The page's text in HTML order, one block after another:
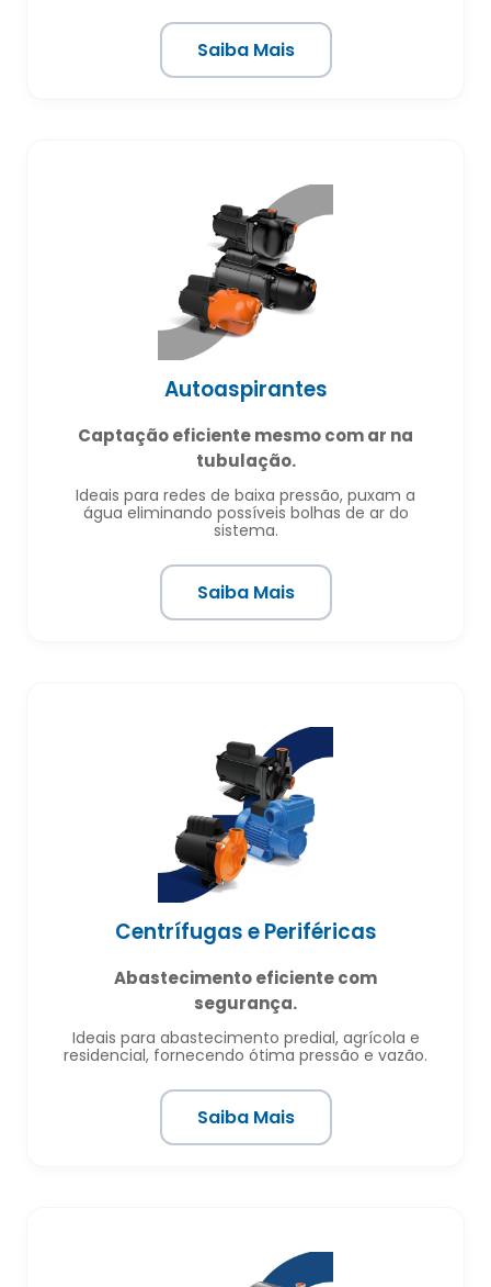
Saiba Mais
Autoaspirantes
Captação eficiente mesmo com ar na
tubulação.
Ideais para redes de baixa pressão, puxam a
água eliminando possíveis bolhas de ar do
sistema.
Saiba Mais
Centrífugas e Periféricas
Abastecimento eficiente com
segurança.
Ideais para abastecimento predial, agrícola e
residencial, fornecendo ótima pressão e vazão.
Saiba Mais